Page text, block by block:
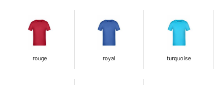
rouge royal turquoise